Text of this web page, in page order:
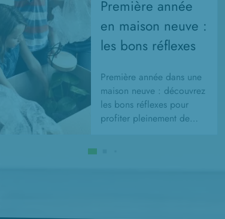
Première année
en maison neuve :
les bons réflexes
Première année dans une
maison neuve : découvrez
les bons réflexes pour
profiter pleinement de